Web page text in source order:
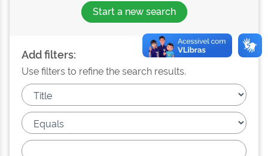
Start a new search
Add filters:
Use filters to refine the search results.